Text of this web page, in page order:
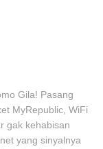
Gila! Pasang
MyRepublic, WiFi
gak kehabisan
yang sinyalnya